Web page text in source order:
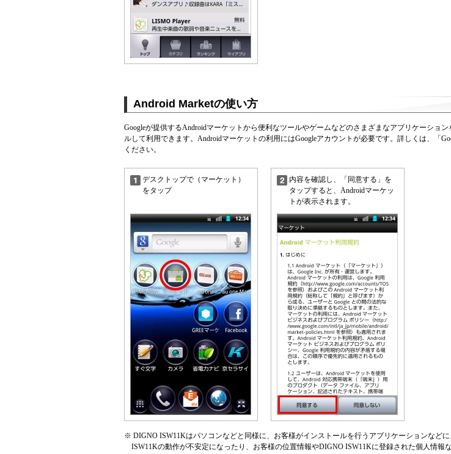
Android Marketの使い方
Googleが提供するAndroidマーケットから便利なツールやゲームなどのさまざまなアプリケーショ
ルして利用できます。Androidマーケットの利用にはGoogleアカウントが必要です。詳しくは、「
ください。
デスクトップで（マーケット）
をタップ
内容を確認し、「同意する」を
タップすると、Androidマーケッ
トが表示されます。
※ DIGNO ISW11Kはパソコンなどと同様に、お客様がインストールを行うアプリケーションなど
ISW11Kの動作が不安定になったり、お客様の位置情報やDIGNO ISW11Kに登録された個人情報